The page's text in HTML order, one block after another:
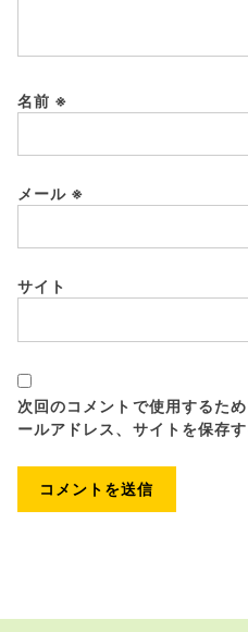
名前 ※
メール ※
サイト
次回のコメントで使用するた
ールアドレス、サイトを保存す